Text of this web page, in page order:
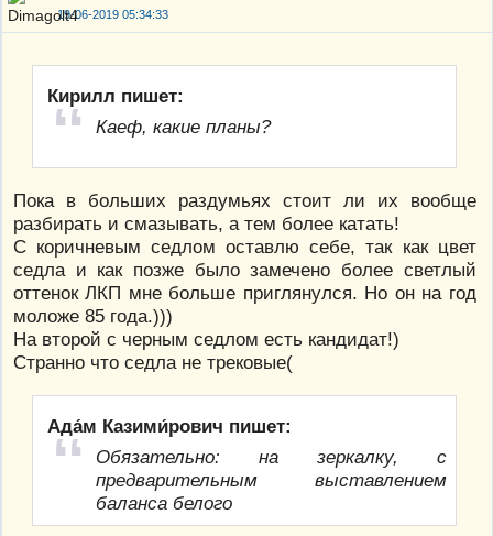
19-06-2019 05:34:33
Кирилл пишет:
Каеф, какие планы?
Пока в больших раздумьях стоит ли их вообще
разбирать и смазывать, а тем более катать!
С коричневым седлом оставлю себе, так как цвет
седла и как позже было замечено более светлый
оттенок ЛКП мне больше приглянулся. Но он на год
моложе 85 года.)))
На второй с черным седлом есть кандидат!)
Странно что седла не трековые(
Ада́м Казими́рович пишет:
Обязательно: на зеркалку, с
предварительным выставлением
баланса белого